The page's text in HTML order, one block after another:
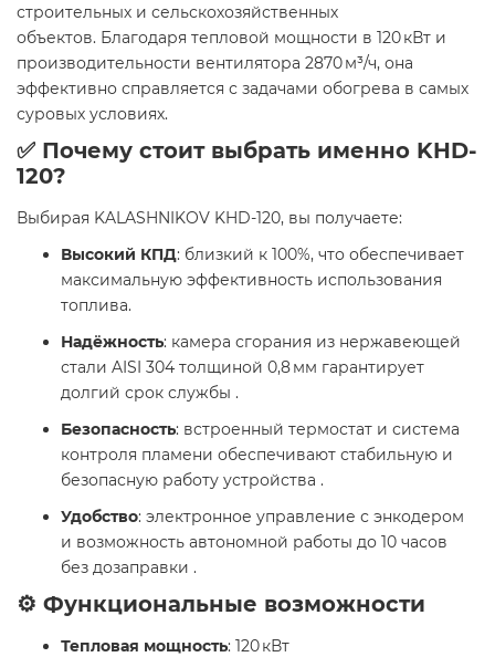
строительных и сельскохозяйственных
объектов. Благодаря тепловой мощности в 120 кВт и
производительности вентилятора 2870 м³/ч, она
эффективно справляется с задачами обогрева в самых
суровых условиях.
✅ Почему стоит выбрать именно KHD-
120?
Выбирая KALASHNIKOV KHD-120, вы получаете:
Высокий КПД: близкий к 100%, что обеспечивает
максимальную эффективность использования
топлива.
Надёжность: камера сгорания из нержавеющей
стали AISI 304 толщиной 0,8 мм гарантирует
долгий срок службы .
Безопасность: встроенный термостат и система
контроля пламени обеспечивают стабильную и
безопасную работу устройства .
Удобство: электронное управление с энкодером
и возможность автономной работы до 10 часов
без дозаправки .
⚙️ Функциональные возможности
Тепловая мощность: 120 кВт